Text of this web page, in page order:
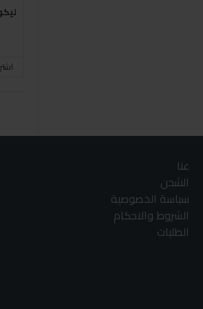
عنا
الشحن
سياسة الخصوصية
الشروط والاحكام
الطلبات